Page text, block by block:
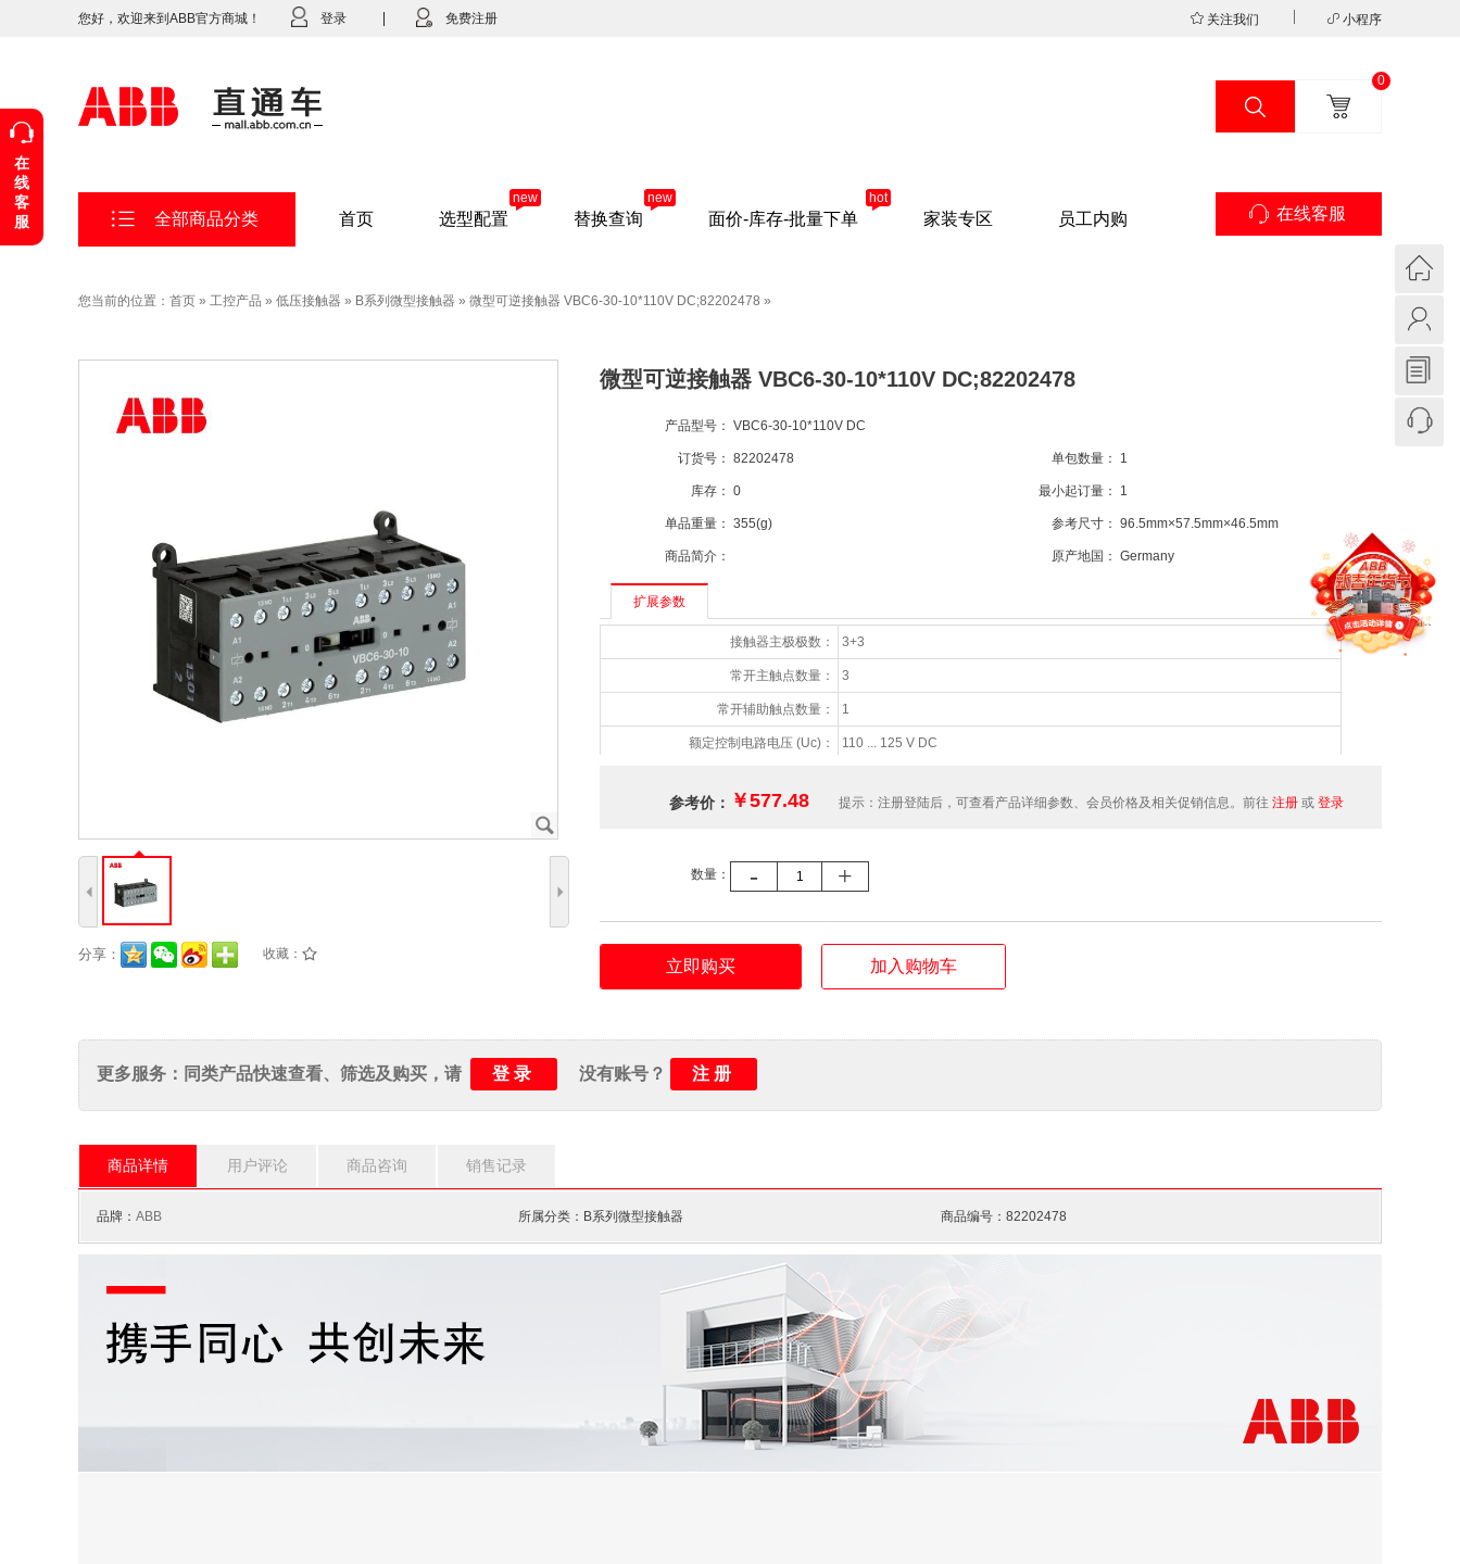
您好，欢迎来到ABB官方商城！ 登录 免费注册 关注我们 小程序
0
全部商品分类 首页 选型配置
new
替换查询
new
面价-库存-批量下单
hot
家装专区 员工内购 在线客服
您当前的位置： 首页 » 工控产品 » 低压接触器 » B系列微型接触器 » 微型可逆接触器 VBC6-30-10*110V DC;82202478 »
J
4 5
分享： 收藏： /
微型可逆接触器 VBC6-30-10*110V DC;82202478
产品型号： VBC6-30-10*110V DC
订货号： 82202478 单包数量： 1
库存： 0 最小起订量： 1
单品重量： 355(g) 参考尺寸： 96.5mm×57.5mm×46.5mm
商品简介： 原产地国： Germany
扩展参数
接触器主极极数： 3+3
常开主触点数量： 3
常开辅助触点数量： 1
额定控制电路电压 (Uc)： 110 ... 125 V DC
额定频率 (f)： 控制回路DC, 主回路60 Hz/50 Hz/DC
额定工作功率 AC-3 (Pe)： 4 kW(400 V)
防护等级： IP20
1000万次
最高电气切换频率：
参考价： ￥577.48 提示：注册登陆后，可查看产品详细参数、会员价格及相关促销信息。前往 注册 或 登录
数量： - +
立即购买 加入购物车
更多服务：同类产品快速查看、筛选及购买，请 登录 没有账号？ 注册
商品详情 用户评论 商品咨询 销售记录
品牌： ABB 所属分类：B系列微型接触器 商品编号：82202478
在
线
客
服